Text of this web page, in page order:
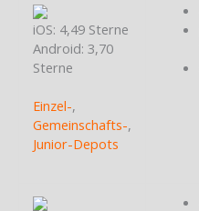
iOS: 4,49 Sterne
Android: 3,70
Sterne
Einzel-,
Gemeinschafts-,
Junior-Depots